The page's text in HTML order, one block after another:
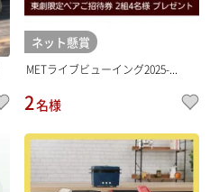
ネット懸賞
METライブビューイング2025-...
2名様